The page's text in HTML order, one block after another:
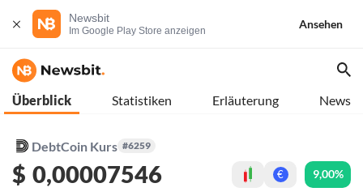
Newsbit
Im Google Play Store anzeigen
Ansehen
Überblick Statistiken Erläuterung News
DebtCoin Kurs #6259
$ 0,00007546 € 9,00%